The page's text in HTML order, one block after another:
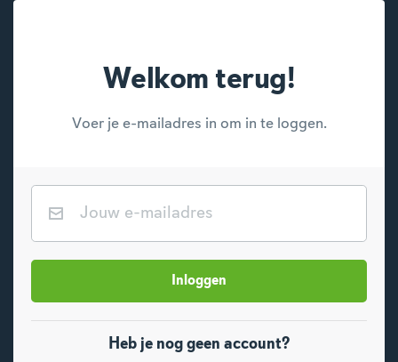
Welkom terug!
Voer je e-mailadres in om in te loggen.
Inloggen
Heb je nog geen account?